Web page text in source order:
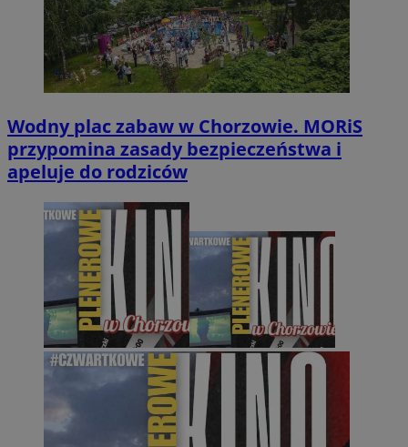
Wodny plac zabaw w Chorzowie. MORiS
przypomina zasady bezpieczeństwa i
apeluje do rodziców